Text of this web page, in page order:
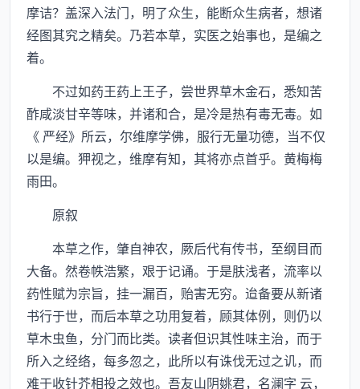
摩诘？盖深入法门，明了众生，能断众生病者，想诸
经图其究之精矣。乃若本草，实医之始事也，是编之
着。
不过如药王药上王子，尝世界草木金石，悉知苦
酢咸淡甘辛等味，并诸和合，是冷是热有毒无毒。如
《 严经》所云，尔维摩学佛，服行无量功德，当不仅
以是编。狎视之，维摩有知，其将亦点首乎。黄梅梅
雨田。
原叙
本草之作，肇自神农，厥后代有传书，至纲目而
大备。然卷帙浩繁，艰于记诵。于是肤浅者，流率以
药性赋为宗旨，挂一漏百，贻害无穷。迨备要从新诸
书行于世，而后本草之功用复着，顾其体例，则仍以
草木虫鱼，分门而比类。读者但识其性味主治，而于
所入之经络，每多忽之，此所以有诛伐无过之讥，而
难于收针芥相投之效也。吾友山阴姚君，名澜字 云，